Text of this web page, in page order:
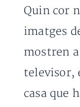
Quin cor
imatges
mostren
televisor,
casa que